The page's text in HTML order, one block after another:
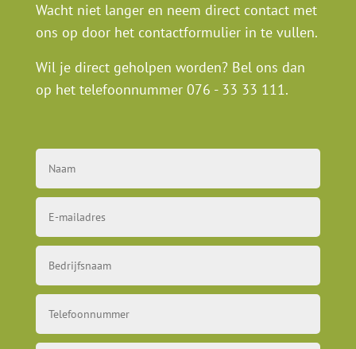
Wacht niet langer en neem direct contact met
ons op door het contactformulier in te vullen.
Wil je direct geholpen worden? Bel ons dan
op het telefoonnummer 076 - 33 33 111.